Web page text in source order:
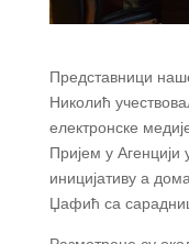
Представници
Николић
електронске
Пријем у Агенцији
иницијативу а
Џафић са